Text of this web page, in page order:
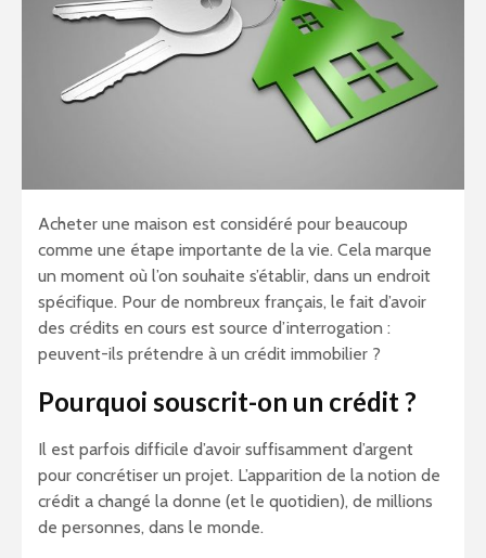
Acheter une maison est considéré pour beaucoup
comme une étape importante de la vie. Cela marque
un moment où l’on souhaite s’établir, dans un endroit
spécifique. Pour de nombreux français, le fait d’avoir
des crédits en cours est source d’interrogation :
peuvent-ils prétendre à un crédit immobilier ?
Pourquoi souscrit-on un crédit ?
Il est parfois difficile d’avoir suffisamment d’argent
pour concrétiser un projet. L’apparition de la notion de
crédit a changé la donne (et le quotidien), de millions
de personnes, dans le monde.